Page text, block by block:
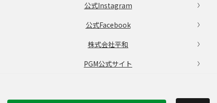
公式Instagram
公式Facebook
株式会社平和
PGM公式サイト